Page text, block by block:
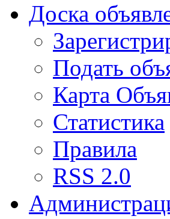
Доска
Подать
Карта
Статистика
Правила
RSS 2.0